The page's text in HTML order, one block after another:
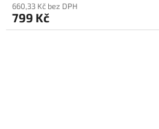
660,33 Kč bez DPH
799 Kč